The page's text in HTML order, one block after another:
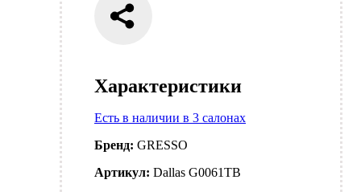
Характеристики
Есть в наличии в 3 салонах
Бренд: GRESSO
Артикул: Dallas G0061TB